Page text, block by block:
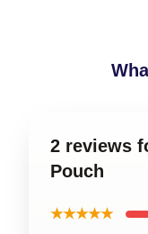
2 reviews
Pouch
★★★★★